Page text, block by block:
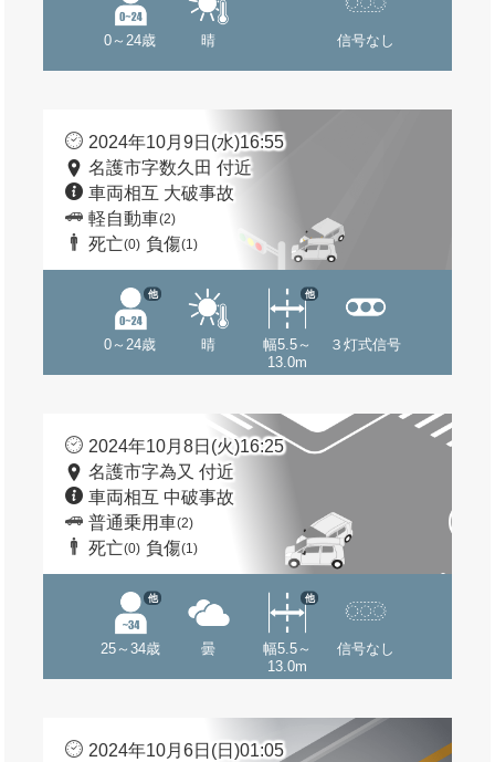
0～24歳 晴 信号なし
2024年10月9日(水)16:55
名護市字数久田 付近
車両相互 大破事故
軽自動車(2)
死亡(0) 負傷(1)
0～24歳
他
晴
幅5.5～
13.0m
他
３灯式信号
2024年10月8日(火)16:25
名護市字為又 付近
車両相互 中破事故
普通乗用車(2)
死亡(0) 負傷(1)
25～34歳
他
曇
幅5.5～
13.0m
他
信号なし
2024年10月6日(日)01:05